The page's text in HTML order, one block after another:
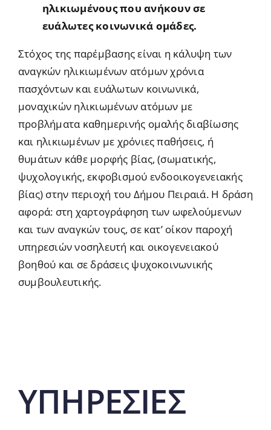
ηλικιωμένους που ανήκουν σε
ευάλωτες κοινωνικά ομάδες.
Στόχος της παρέμβασης είναι η κάλυψη των
αναγκών ηλικιωμένων ατόμων χρόνια
πασχόντων και ευάλωτων κοινωνικά,
μοναχικών ηλικιωμένων ατόμων με
προβλήματα καθημερινής ομαλής διαβίωσης
και ηλικιωμένων με χρόνιες παθήσεις, ή
θυμάτων κάθε μορφής βίας, (σωματικής,
ψυχολογικής, εκφοβισμού ενδοοικογενειακής
βίας) στην περιοχή του Δήμου Πειραιά. Η δράση
αφορά: στη χαρτογράφηση των ωφελούμενων
και των αναγκών τους, σε κατ’ οίκον παροχή
υπηρεσιών νοσηλευτή και οικογενειακού
βοηθού και σε δράσεις ψυχοκοινωνικής
συμβουλευτικής.
ΥΠΗΡΕΣΙΕΣ